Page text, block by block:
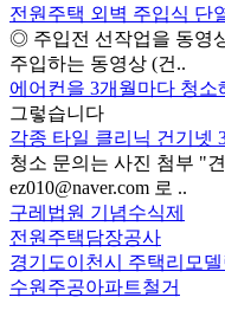
전원주택 외벽 주입식 단
◎ 주입전 선작업을 동영
주입하는 동영상 (건..
에어컨을 3개월마다 청소
그렇습니다
각종 타일 클리닉 건기넷
청소 문의는 사진 첨부 "
ez010@naver.com 로 ..
구레법원 기념수식제
전원주택담장공사
경기도이천시 주택리모델
수원주공아파트철거